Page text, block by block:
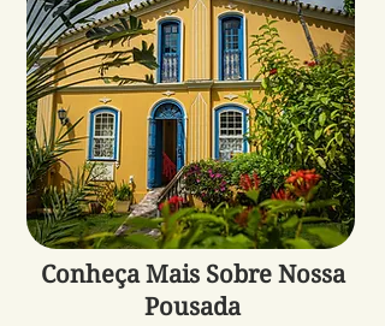
Conheça Mais Sobre Nossa
Pousada